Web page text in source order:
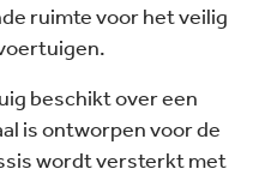
ruimte voor het veilig
beschikt over een
is ontworpen voor de
wordt versterkt met